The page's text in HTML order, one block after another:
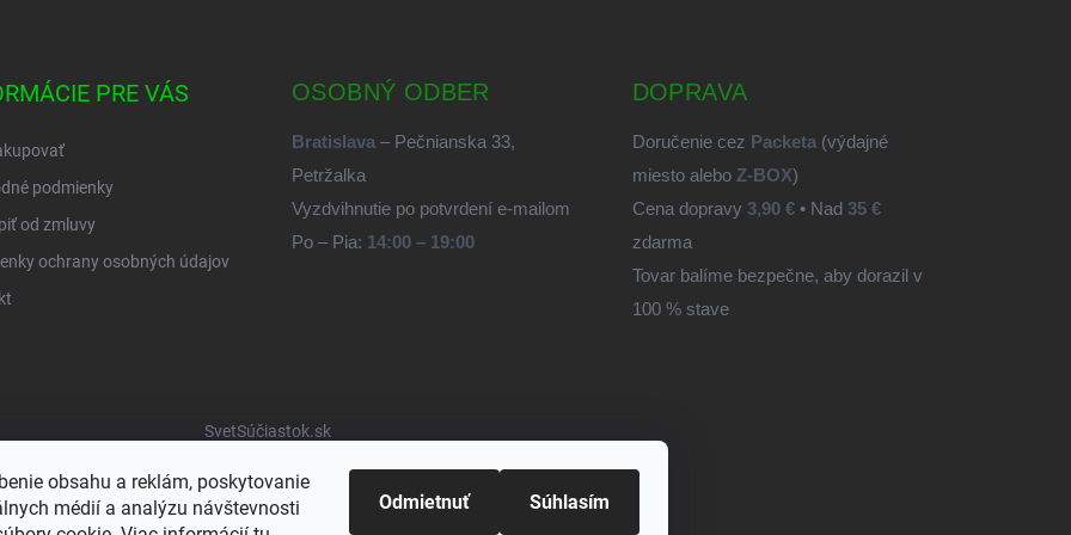
obsahu a reklám, poskytovanie
médií a analýzu návštevnosti
Odmietnuť Súhlasím
PRE VÁS
podmienky
od zmluvy
ochrany osobných údajov
OSOBNÝ ODBER
Bratislava – Pečnianska 33,
Petržalka
Vyzdvihnutie po potvrdení e-mailom
Po – Pia: 14:00 – 19:00
DOPRAVA
Doručenie cez Packeta(výdajné
miesto alebo Z-BOX)
Cena dopravy 3,90 €• Nad 35 €
zdarma
Tovar balíme bezpečne, aby dorazil v
100 % stave
SvetSúčiastok.sk